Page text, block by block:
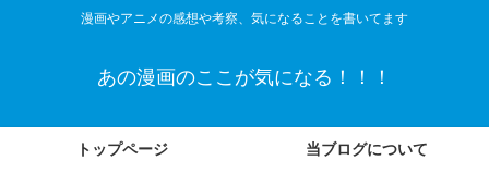
漫画やアニメの感想や考察、気になることを書いてます
あの漫画のここが気になる！！！
トップページ 当ブログについて